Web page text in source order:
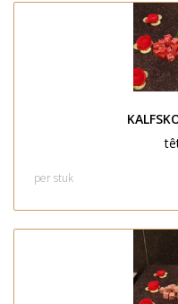
per stuk